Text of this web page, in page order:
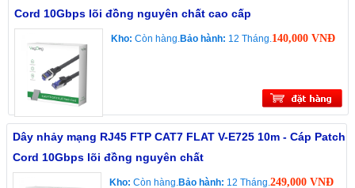
Cord 10Gbps lõi đồng nguyên chất cao cấp
Kho: Còn hàng. Bảo hành: 12 Tháng. 140,000 VNĐ
Dây nhảy mạng RJ45 FTP CAT7 FLAT V-E725 10m - Cáp Patch
Cord 10Gbps lõi đồng nguyên chất
Kho: Còn hàng. Bảo hành: 12 Tháng. 249,000 VNĐ